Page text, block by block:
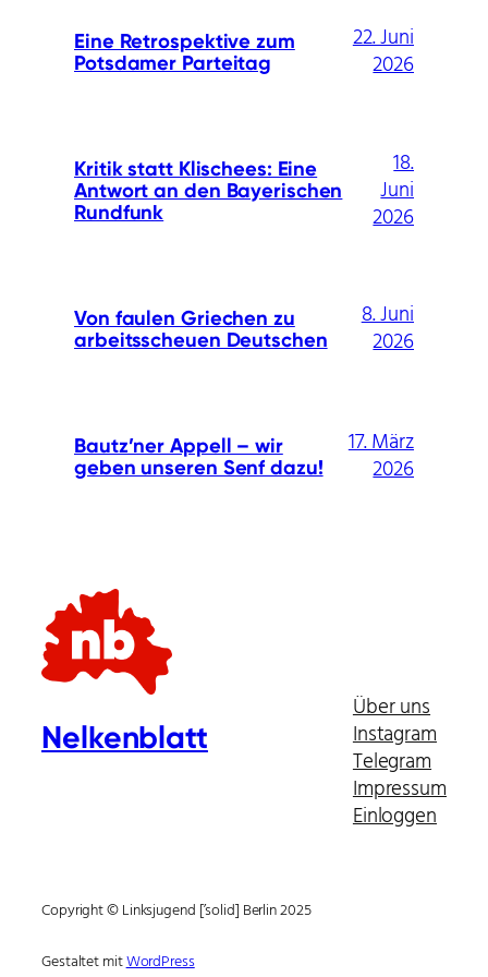
Eine Retrospektive zum
Potsdamer Parteitag
22. Juni
2026
Kritik statt Klischees: Eine
Antwort an den Bayerischen
Rundfunk
18.
Juni
2026
Von faulen Griechen zu
arbeitsscheuen Deutschen
8. Juni
2026
Bautz’ner Appell – wir
geben unseren Senf dazu!
17. März
2026
Nelkenblatt
Über uns
Instagram
Telegram
Impressum
Einloggen
Copyright © Linksjugend [’solid] Berlin 2025
Gestaltet mitWordPress